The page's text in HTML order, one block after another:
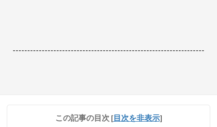
------------------------------------------------------------------
この記事の目次 [目次を非表示]